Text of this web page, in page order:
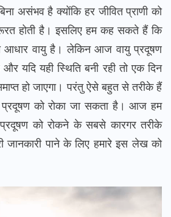
असंभव है क्योंकि हर जीवित प्राणी को
होती है। इसलिए हम कह सकते हैं कि
आधार वायु है। लेकिन आज वायु प्रदूषण
और यदि यही स्थिति बनी रही तो एक दिन
हो जाएगा। परंतु ऐसे बहुत से तरीके हैं
प्रदूषण को रोका जा सकता है। आज हम
को रोकने के सबसे कारगर तरीके
जानकारी पाने के लिए हमारे इस लेख को